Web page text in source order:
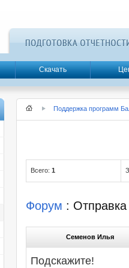
Скачать
Поддержка программ
Всего: 1
Форум :
Семенов Илья
Подскажите!